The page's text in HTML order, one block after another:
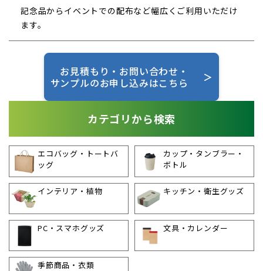
記念品からイベントでの配布など幅広くご利用いただけ
ます。
お見積もり・お問い合わせ・
サンプルのお申し込みはこちら
＞
カテゴリから検索
エコバッグ・トートバ
ッグ
カップ・タンブラー・
ボトル
インテリア・植物 キッチン・衛生グッズ
PC・スマホグッズ 文具・カレンダー
季節商品・衣類